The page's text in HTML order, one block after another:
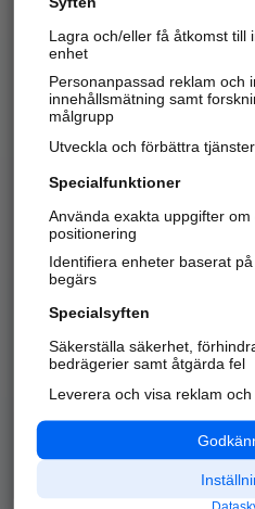
Hitta.se - Gratis
Sök företag, personer och
Hitta telefonnummer,
Kom
Alla kategorier
API & Kartor
Lagra och/eller få åtkomst till
enhet
Personanpassad reklam och
innehållsmätning samt
målgrupp
Utveckla och förbättra tjänster
Specialfunktioner
Använda exakta uppgifter
positionering
Identifiera enheter baserat
begärs
Specialsyften
Säkerställa säkerhet,
bedrägerier samt åtgärda fel
Leverera och visa reklam